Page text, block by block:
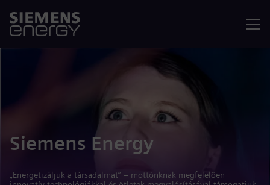
Siemens Energy
„Energetizáljuk a társadalmat” – mottónknak megfelelően